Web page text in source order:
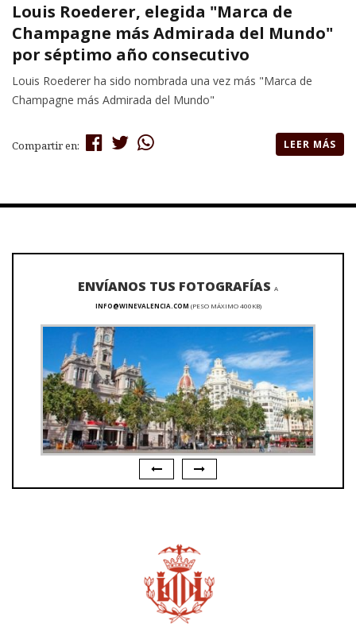
Louis Roederer, elegida "Marca de
Champagne más Admirada del Mundo"
por séptimo año consecutivo
Louis Roederer ha sido nombrada una vez más "Marca de
Champagne más Admirada del Mundo"
Compartir en: LEER MÁS
ENVÍANOS TUS FOTOGRAFÍAS A
INFO@WINEVALENCIA.COM (PESO MÁXIMO 400KB)